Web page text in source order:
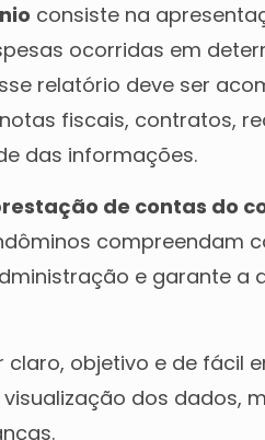
consiste na
ocorridas em
relatório deve ser
fiscais, contratos,
das informações.
de contas do
compreendam
e garante a
objetivo e de fácil
dos dados,